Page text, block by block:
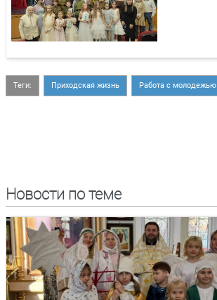
Теги: Приходская жизнь Работа с молодежью
Новости по теме